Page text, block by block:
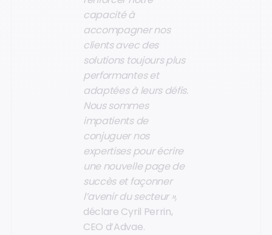
capacité à
accompagner nos
clients avec des
solutions toujours plus
performantes et
adaptées à leurs défis.
Nous sommes
impatients de
conjuguer nos
expertises pour écrire
une nouvelle page de
succès et façonner
l’avenir du secteur »,
déclare Cyril Perrin,
CEO d’Advae.